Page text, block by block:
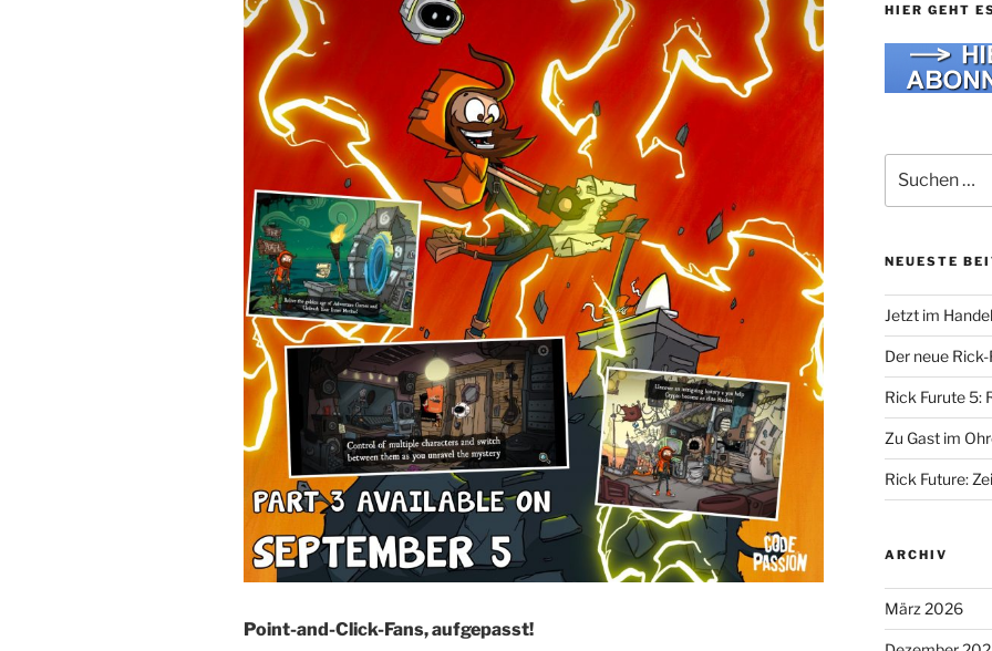
Point-and-Click-Fans, aufgepasst!
HIER GEHT
nach:
NEUESTE
Jetzt im
Der neue
Rick Furute 5:
Zu Gast im
Rick Future:
ARCHIV
März 2026